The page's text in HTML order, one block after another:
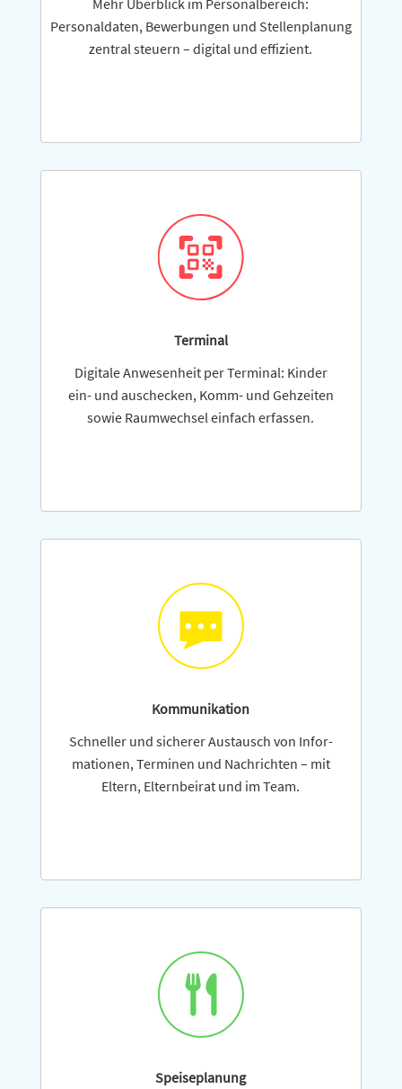
Mehr Überblick im Personalbereich:
Personaldaten, Bewerbungen und Stellenplanung
zentral steuern – digital und effizient.
Terminal
Digitale Anwesenheit per Terminal: Kinder
ein- und ausche­cken, Komm- und Gehzeiten
sowie Raumwechsel einfach erfassen.
Kommunikation
Schneller und sicherer Austausch von Infor­
mationen, Terminen und Nachrichten – mit
Eltern, Eltern­beirat und im Team.
Speiseplanung